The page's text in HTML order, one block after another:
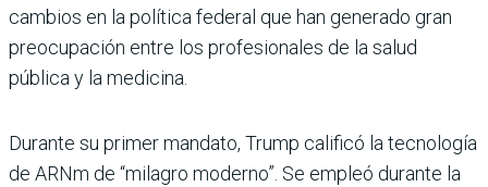
cambios en la política federal que han generado gran
preocupación entre los profesionales de la salud
pública y la medicina.
Durante su primer mandato, Trump calificó la tecnología
de ARNm de “milagro moderno”. Se empleó durante la